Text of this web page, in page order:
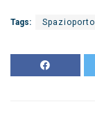
Tags: Spazioporto